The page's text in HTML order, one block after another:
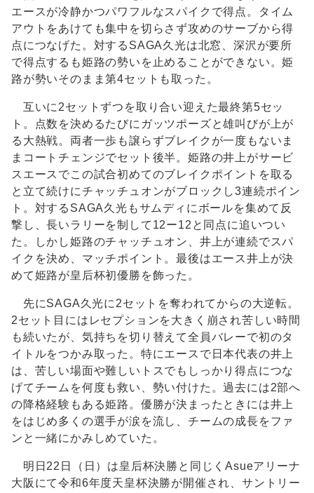
エースが冷静かつパワフルなスパイクで得点。タイム
アウトをあけても集中を切らさず攻めのサーブから得
点につなげた。対するSAGA久光は北窓、深沢が要所
で得点するも姫路の勢いを止めることができない。姫
路が勢いそのまま第4セットも取った。
互いに2セットずつを取り合い迎えた最終第5セッ
ト。点数を決めるたびにガッツポーズと雄叫びが上が
る大熱戦。両者一歩も譲らずブレイクが一度もないま
まコートチェンジでセット後半。姫路の井上がサービ
スエースでこの試合初めてのブレイクポイントを取る
と立て続けにチャッチュオンがブロックし3連続ポイン
ト。対するSAGA久光もサムディにボールを集めて反
撃し、長いラリーを制して12ー12と同点に追いつい
た。しかし姫路のチャッチュオン、井上が連続でスパ
イクを決め、マッチポイント。最後はエース井上が決
めて姫路が皇后杯初優勝を飾った。
先にSAGA久光に2セットを奪われてからの大逆転。
2セット目にはレセプションを大きく崩され苦しい時間
も続いたが、気持ちを切り替えて全員バレーで初のタ
イトルをつかみ取った。特にエースで日本代表の井上
は、苦しい場面や難しいトスでもしっかり得点につな
げてチームを何度も救い、勢い付けた。過去には2部へ
の降格経験もある姫路。優勝が決まったときには井上
をはじめ多くの選手が涙を流し、チームの成長をファ
ンと一緒にかみしめていた。
明日22日（日）は皇后杯決勝と同じくAsueアリーナ
大阪にて令和6年度天皇杯決勝が開催され、サントリー